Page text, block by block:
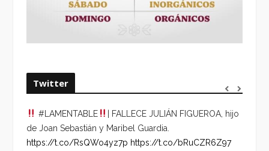
Twitter
#LAMENTABLE
| FALLECE JULIÁN FIGUEROA, hijo
de Joan Sebastián y Maribel Guardia.
https://t.co/RsQWo4yz7p https://t.co/bRuCZR6Z97